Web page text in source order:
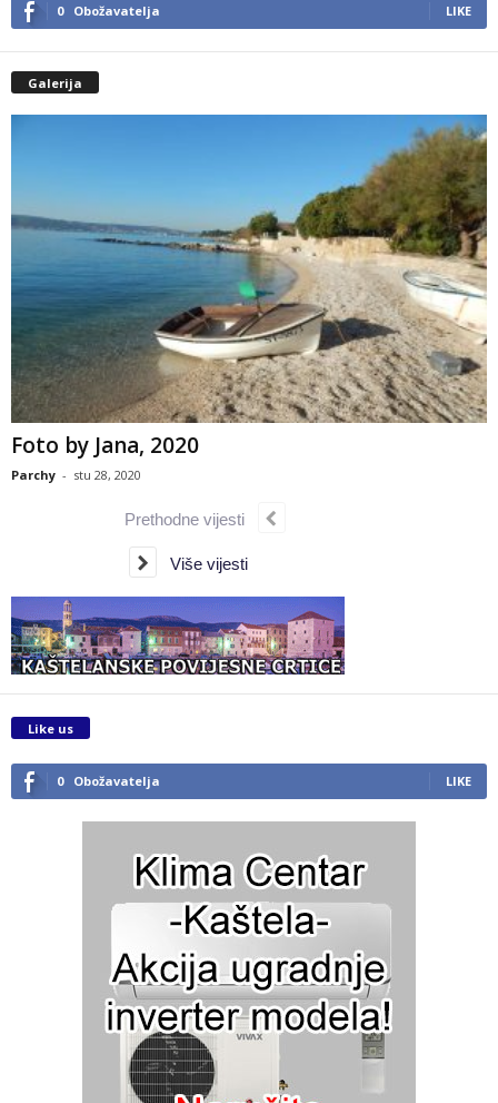
0 Obožavatelja LIKE
Galerija
Foto by Jana, 2020
Parchy - stu 28, 2020
Prethodne vijesti
Više vijesti
Like us
0 Obožavatelja LIKE